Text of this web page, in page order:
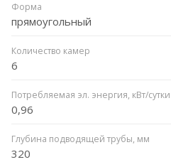
Форма
прямоугольный
Количество камер
6
Потребляемая эл. энергия, кВт/сутки
0,96
Глубина подводящей трубы, мм
320